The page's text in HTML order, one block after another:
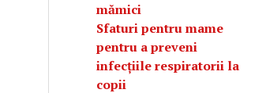
mămici
Sfaturi pentru mame
pentru a preveni
infecțiile respiratorii la
copii